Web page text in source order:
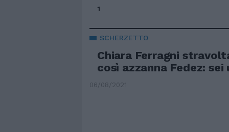
1
SCHERZETTO
Chiara Ferragni
così azzanna Fedez:
06/08/2021